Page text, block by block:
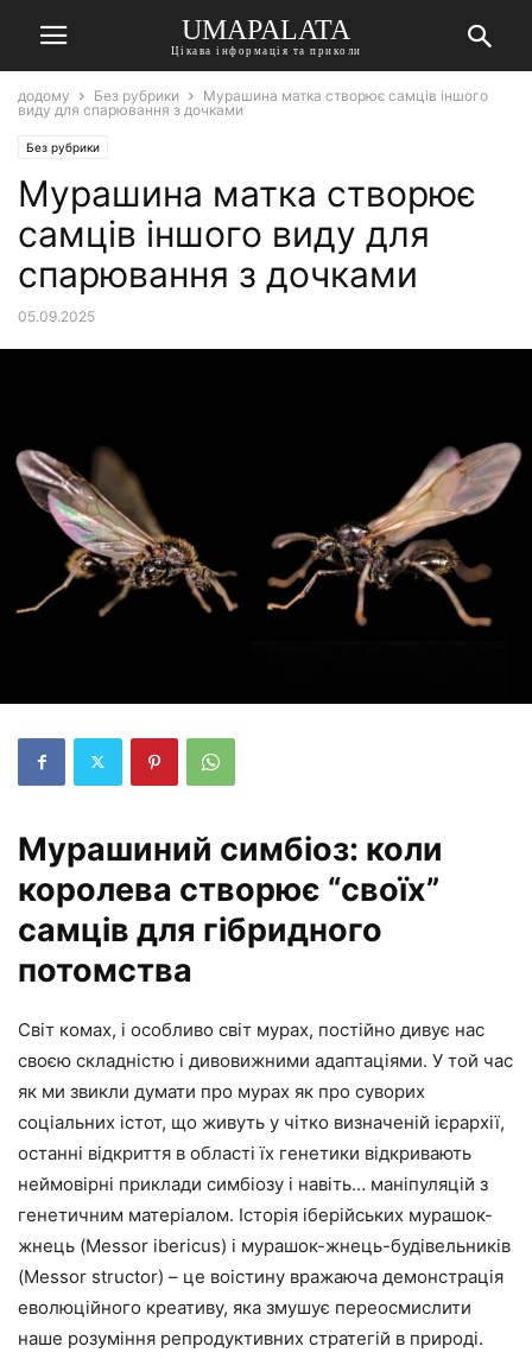
UMAPALATA
Цікава інформація та приколи
додому Без рубрики
Мурашина матка створює самців іншого
виду для спарювання з дочками
Без рубрики
Мурашина матка створює
самців іншого виду для
спарювання з дочками
05.09.2025
Мурашиний симбіоз: коли
королева створює “своїх”
самців для гібридного
потомства
Світ комах, і особливо світ мурах, постійно дивує нас
своєю складністю і дивовижними адаптаціями. У той час
як ми звикли думати про мурах як про суворих
соціальних істот, що живуть у чітко визначеній ієрархії,
останні відкриття в області їх генетики відкривають
неймовірні приклади симбіозу і навіть… маніпуляцій з
генетичним матеріалом. Історія іберійських мурашок-
жнець (Messor ibericus) і мурашок-жнець-будівельників
(Messor structor) – це воістину вражаюча демонстрація
еволюційного креативу, яка змушує переосмислити
наше розуміння репродуктивних стратегій в природі.